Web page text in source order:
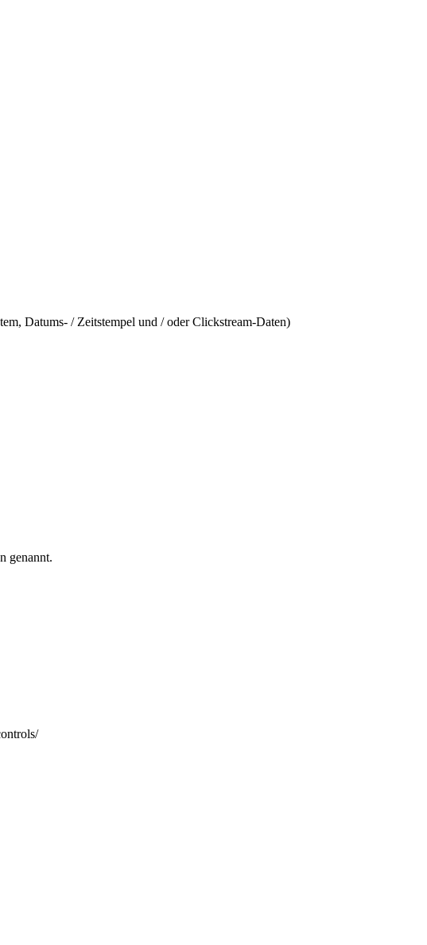
Datums- / Zeitstempel und / oder Clickstream-Daten)
genannt.